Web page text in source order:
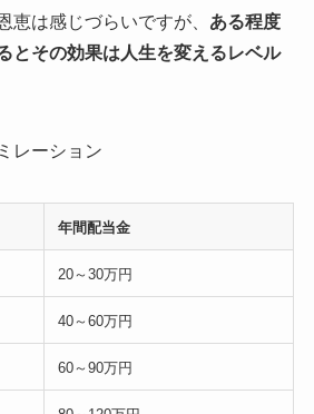
恵は感じづらいですが、 ある程度
とその効果は人生を変えるレベル
レーション
年間配当金
20～30万円
40～60万円
60～90万円